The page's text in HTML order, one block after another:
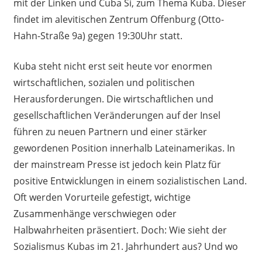
mit der Linken und Cuba Si, zum Thema Kuba. Dieser
findet im alevitischen Zentrum Offenburg (Otto-
Hahn-Straße 9a) gegen 19:30Uhr statt.
Kuba steht nicht erst seit heute vor enormen
wirtschaftlichen, sozialen und politischen
Herausforderungen. Die wirtschaftlichen und
gesellschaftlichen Veränderungen auf der Insel
führen zu neuen Partnern und einer stärker
gewordenen Position innerhalb Lateinamerikas. In
der mainstream Presse ist jedoch kein Platz für
positive Entwicklungen in einem sozialistischen Land.
Oft werden Vorurteile gefestigt, wichtige
Zusammenhänge verschwiegen oder
Halbwahrheiten präsentiert. Doch: Wie sieht der
Sozialismus Kubas im 21. Jahrhundert aus? Und wo